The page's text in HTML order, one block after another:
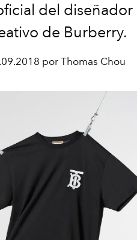
del
de Burberry.
por Thomas Chou